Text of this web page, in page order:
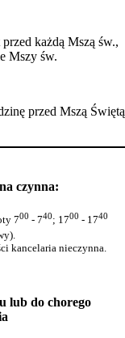
każdą Mszą św.,
Mszy św.
przed Mszą Świętą
czynna:
700 - 740; 1700 - 1740
kancelaria nieczynna.
lub do chorego